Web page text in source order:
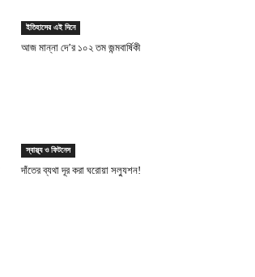
ইতিহাসের এই দিনে
আজ মান্না দে’র ১০২ তম জন্মবার্ষিকী
স্বাস্থ্য ও ফিটনেস
দাঁতের ব্যথা দূর করা ঘরোয়া সল্যুশন!